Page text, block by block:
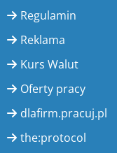
Regulamin
Reklama
Kurs Walut
Oferty pracy
dlafirm.pracuj.pl
the:protocol